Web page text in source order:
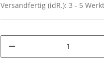
Versandfertig (idR.): 3 - 5